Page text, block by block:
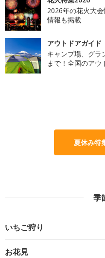
2026年の花火大
情報も掲載
アウトドアガイド
キャンプ場、グラ
まで！全国のアウ
夏休み特
季
いちご狩り
お花見